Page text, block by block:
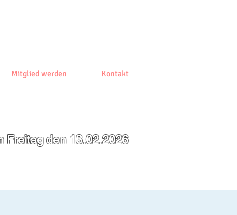
Mitglied werden Kontakt
Freitag den 13.02.2026